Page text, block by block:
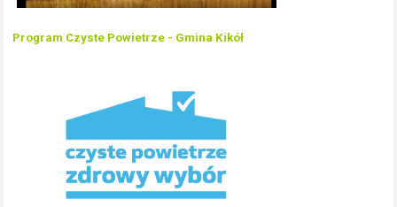
Program Czyste Powietrze - Gmina Kikół